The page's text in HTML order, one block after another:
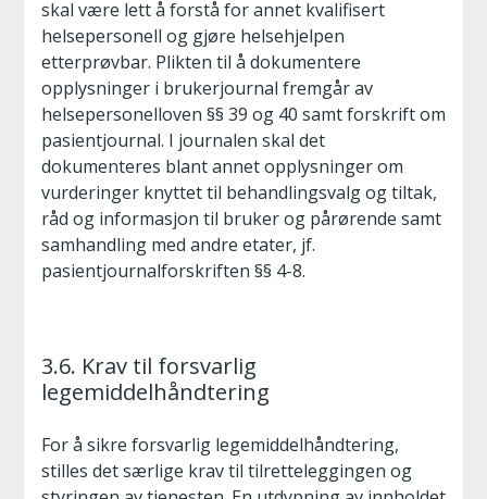
skal være lett å forstå for annet kvalifisert
helsepersonell og gjøre helsehjelpen
etterprøvbar. Plikten til å dokumentere
opplysninger i brukerjournal fremgår av
helsepersonelloven §§ 39 og 40 samt forskrift om
pasientjournal. I journalen skal det
dokumenteres blant annet opplysninger om
vurderinger knyttet til behandlingsvalg og tiltak,
råd og informasjon til bruker og pårørende samt
samhandling med andre etater, jf.
pasientjournalforskriften §§ 4-8.
3.6. Krav til forsvarlig
legemiddelhåndtering
For å sikre forsvarlig legemiddelhåndtering,
stilles det særlige krav til tilretteleggingen og